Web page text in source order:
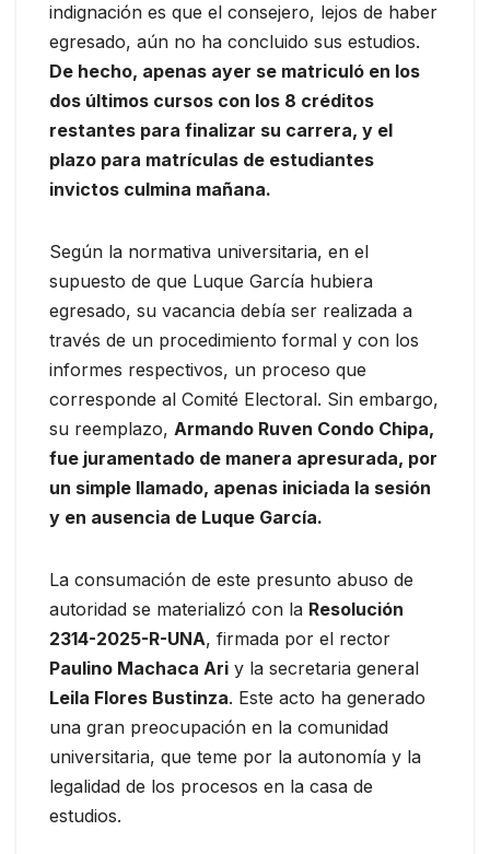
indignación es que el consejero, lejos de haber
egresado, aún no ha concluido sus estudios.
De hecho, apenas ayer se matriculó en los
dos últimos cursos con los 8 créditos
restantes para finalizar su carrera, y el
plazo para matrículas de estudiantes
invictos culmina mañana.
Según la normativa universitaria, en el
supuesto de que Luque García hubiera
egresado, su vacancia debía ser realizada a
través de un procedimiento formal y con los
informes respectivos, un proceso que
corresponde al Comité Electoral. Sin embargo,
su reemplazo, Armando Ruven Condo Chipa,
fue juramentado de manera apresurada, por
un simple llamado, apenas iniciada la sesión
y en ausencia de Luque García.
La consumación de este presunto abuso de
autoridad se materializó con la Resolución
2314-2025-R-UNA, firmada por el rector
Paulino Machaca Ari y la secretaria general
Leila Flores Bustinza. Este acto ha generado
una gran preocupación en la comunidad
universitaria, que teme por la autonomía y la
legalidad de los procesos en la casa de
estudios.